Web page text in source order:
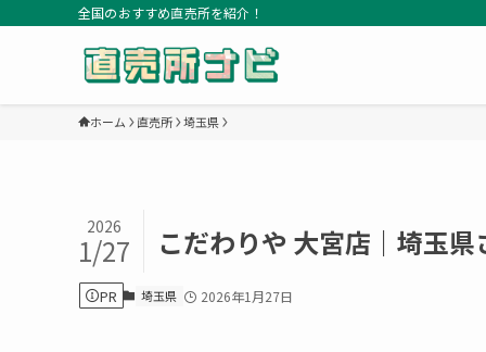
全国のおすすめ直売所を紹介！
ホーム 直売所 埼玉県
こだわりや 大宮店｜埼玉
2026
1/27
PR 埼玉県 2026年1月27日